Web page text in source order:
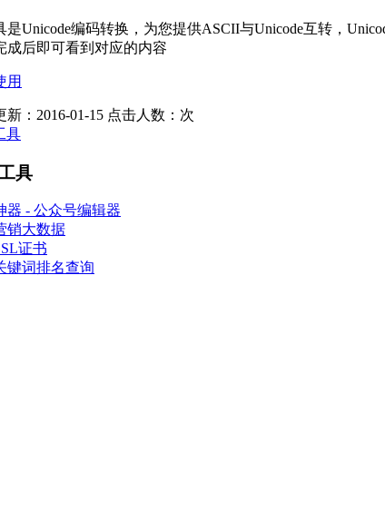
是Unicode编码转换，为您提供ASCII与Unicode互转，
成后即可看到对应的内容
用
新：2016-01-15 点击人数： 次
具
具
器 - 公众号编辑器
销大数据
证书
键词排名查询